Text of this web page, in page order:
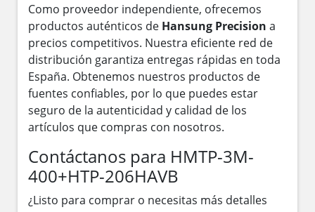
Como proveedor independiente, ofrecemos
productos auténticos de Hansung Precision a
precios competitivos. Nuestra eficiente red de
distribución garantiza entregas rápidas en toda
España. Obtenemos nuestros productos de
fuentes confiables, por lo que puedes estar
seguro de la autenticidad y calidad de los
artículos que compras con nosotros.
Contáctanos para HMTP-3M-
400+HTP-206HAVB
¿Listo para comprar o necesitas más detalles